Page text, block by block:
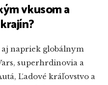
vkusom a
aj napriek globálnym
superhrdinovia a
Ľadové kráľovstvo a